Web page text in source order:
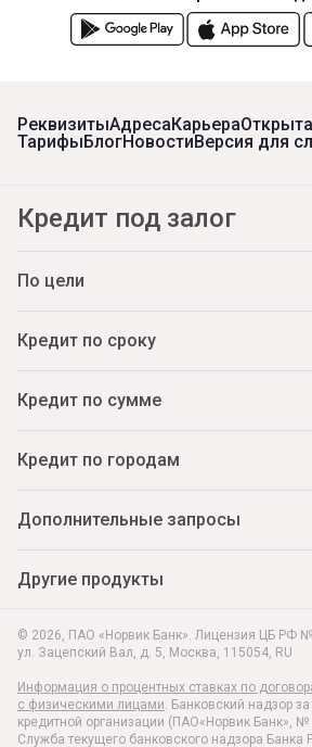
© 2026, ПАО «Норвик Банк». Лицензия ЦБ РФ №
ул. Зацепский Вал, д. 5, Москва, 115054, RU
Информация о процентных ставках по
с физическими лицами. Банковский надзор
кредитной организации (ПАО«Норвик Банк»,
Служба текущего банковского надзора Банка
РеквизитыАдресаКарьера
ТарифыБлогНовостиВерсия для
Кредит под залог
По цели
Кредит по сроку
Кредит по сумме
Кредит по городам
Дополнительные запросы
Другие продукты